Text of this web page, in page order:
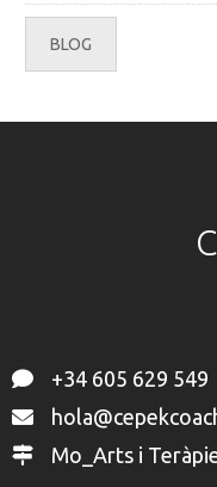
BLOG
+34 605 629 549
Mo_Arts i